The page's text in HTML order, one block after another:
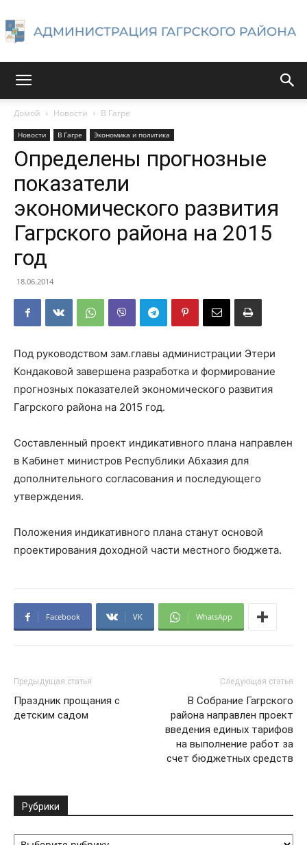
Гагрского
района
Домой Новости В Гагре
Новости В Гагре Экономика и политика
Определены прогнозные
показатели
экономического развития
Гагрского района на 2015
год
18.06.2014
Под руководством зам.главы администрации Этери
Кондаковой завершена разработка и формирование
прогнозных показателей экономического развития
Гагрского района на 2015 год.
Составленный проект индикативного плана направлен
в Кабинет министров Республики Абхазия для
дополнительного согласования и последующего
утверждения.
Положения индикативного плана станут основой
проектирования доходной части местного бюджета.
Facebook VK WhatsApp
Предыдущая статья
Праздник прощания с
детским садом
Следующая статья
В Собрание Гагрского
района направлен проект
введения единых тарифов
на выполнение работ за
счет бюджетных средств
Рубрики
Рубрики